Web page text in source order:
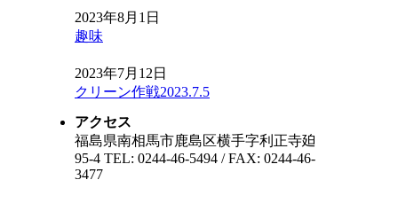
2023年8月1日
趣味
2023年7月12日
クリーン作戦2023.7.5
アクセス
福島県南相馬市鹿島区横手字利正寺廹
95-4 TEL: 0244-46-5494 / FAX: 0244-46-
3477